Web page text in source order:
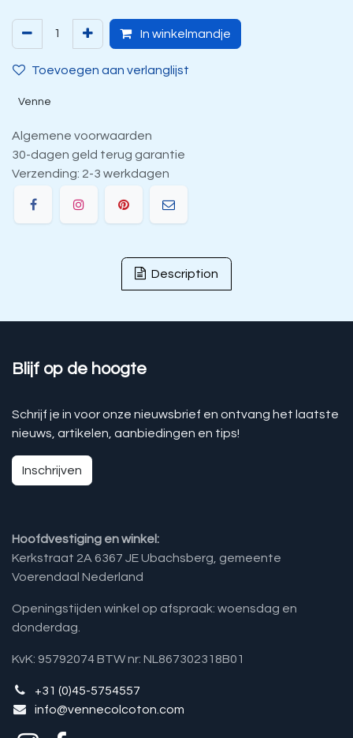
In winkelmandje
Toevoegen aan verlanglijst
Venne
Algemene voorwaarden
30-dagen geld terug garantie
Verzending: 2-3 werkdagen
Description
Blijf op de hoogte
Schrijf je in voor onze nieuwsbrief en ontvang het laatste
nieuws, artikelen, aanbiedingen en tips!
Inschrijven
Hoofdvestiging en winkel:
Kerkstraat 2A 6367 JE Ubachsberg, gemeente
Voerendaal Nederland
Openingstijden winkel op afspraak: woensdag en
donderdag.
KvK: 95792074 BTW nr: NL867302318B01
+31 (0)45-5754557
info@vennecolcoton.com